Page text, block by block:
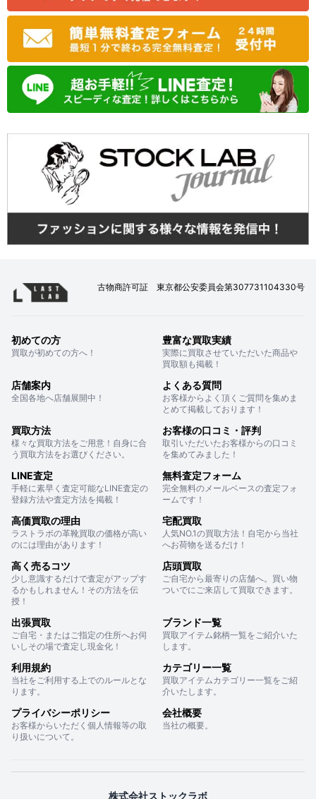
古物商許可証 東京都公安委員会第307731104330号
初めての方
買取が初めての方へ！
豊富な買取実績
実際に買取させていただいた商品や
買取額も掲載！
店舗案内
全国各地へ店舗展開中！
よくある質問
お客様からよく頂くご質問を集めま
とめて掲載しております！
買取方法
様々な買取方法をご用意！自身に合
う買取方法をお選びください。
お客様の口コミ・評判
取引いただいたお客様からの口コミ
を集めてみました！
LINE査定
手軽に素早く査定可能なLINE査定の
登録方法や査定方法を掲載！
無料査定フォーム
完全無料のメールベースの査定フォ
ームです！
高価買取の理由
ラストラボの革靴買取の価格が高い
のには理由があります！
宅配買取
人気NO.1の買取方法！自宅から当社
へお荷物を送るだけ！
高く売るコツ
少し意識するだけで査定がアップす
るかもしれません！その方法を伝
授！
店頭買取
ご自宅から最寄りの店舗へ。買い物
ついでにご来店して買取できます。
出張買取
ご自宅・またはご指定の住所へお伺
いしその場で査定し現金化！
ブランド一覧
買取アイテム銘柄一覧をご紹介いた
します。
利用規約
当社をご利用する上でのルールとな
ります。
カテゴリー一覧
買取アイテムカテゴリー一覧をご紹
介いたします。
プライバシーポリシー
お客様からいただく個人情報等の取
り扱いについて。
会社概要
当社の概要。
株式会社ストックラボ